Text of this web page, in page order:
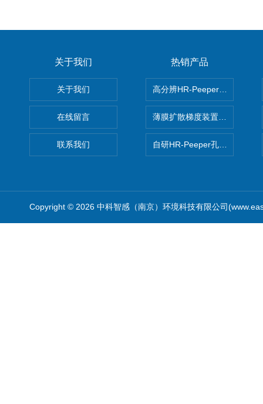
关于我们
关于我们
在线留言
联系我们
热销产品
高分辨HR-Peeper采样器孔隙
薄膜扩散梯度装置 Agl DGT
自研HR-Peeper孔隙水采样器
Copyright © 2026 中科智感（南京）环境科技有限公司